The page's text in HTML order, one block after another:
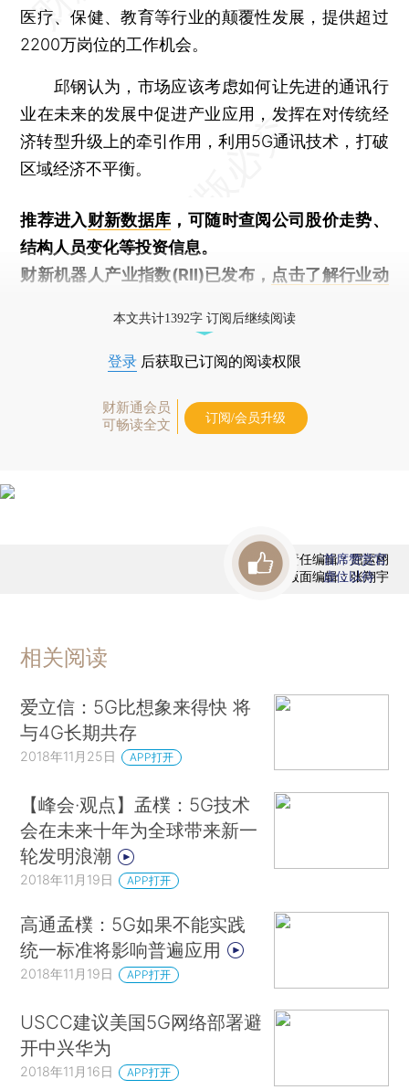
医疗、保健、教育等行业的颠覆性发展，提供超过
2200万岗位的工作机会。
邱钢认为，市场应该考虑如何让先进的通讯行
业在未来的发展中促进产业应用，发挥在对传统经
济转型升级上的牵引作用，利用5G通讯技术，打破
区域经济不平衡。
推荐进入财新数据库 ，可随时查阅公司股价走势、
结构人员变化等投资信息。
财新机器人产业指数(RII)已发布， 点击了解行业动
本文共计1392字 订阅后继续阅读
登录 后获取已订阅的阅读权限
财新通会员
可畅读全文
订阅/会员升级
责任编辑：屈运栩
版面编辑：张翔宇
首席赞赏官
虚位以待
相关阅读
爱立信：5G比想象来得快 将
与4G长期共存
2018年11月25日 APP打开
【峰会·观点】孟樸：5G技术
会在未来十年为全球带来新一
轮发明浪潮
2018年11月19日 APP打开
高通孟樸：5G如果不能实践
统一标准将影响普遍应用
2018年11月19日 APP打开
USCC建议美国5G网络部署避
开中兴华为
2018年11月16日 APP打开